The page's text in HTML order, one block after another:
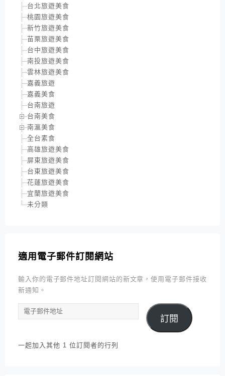
台北旅遊美食
桃園旅遊美食
新竹旅遊美食
苗栗旅遊美食
台中旅遊美食
南投旅遊美食
雲林旅遊美食
嘉義旅遊
嘉義美食
台南旅遊
台南美食
南瀛美食
全台素食
高雄旅遊美食
屏東旅遊美食
台東旅遊美食
花蓮旅遊美食
宜蘭旅遊美食
未分類
適用電子郵件訂閱網站
輸入你的電子郵件地址訂閱網站的新文章，使用電子郵件接收
新通知。
電
子
件
訂閱
一起加入其他 1 位訂閱者的行列